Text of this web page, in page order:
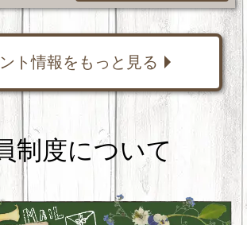
ト情報をもっと見る
制度について